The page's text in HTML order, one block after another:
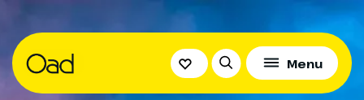
Menu